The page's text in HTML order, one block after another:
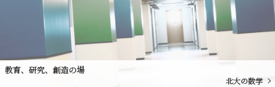
教育、研究、創造の場
北大の数学